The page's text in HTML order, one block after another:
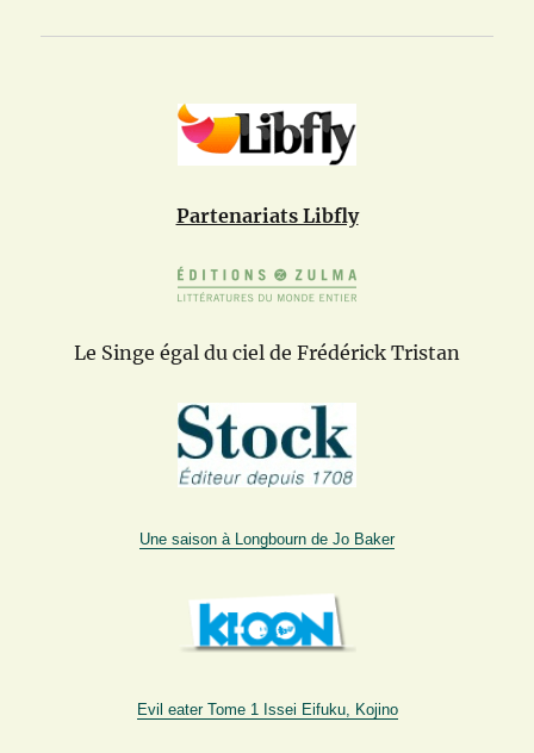
Partenariats Libfly
Le Singe égal du ciel de Frédérick Tristan
Une saison à Longbourn de Jo Baker
Evil eater Tome 1 Issei Eifuku, Kojino